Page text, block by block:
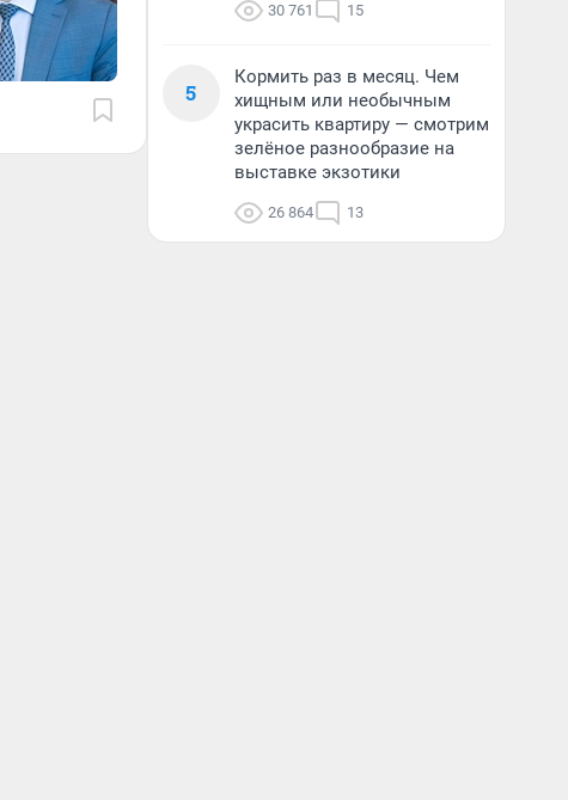
30 761 15
5
Кормить раз в месяц. Чем
хищным или необычным
украсить квартиру — смотрим
зелёное разнообразие на
выставке экзотики
26 864 13